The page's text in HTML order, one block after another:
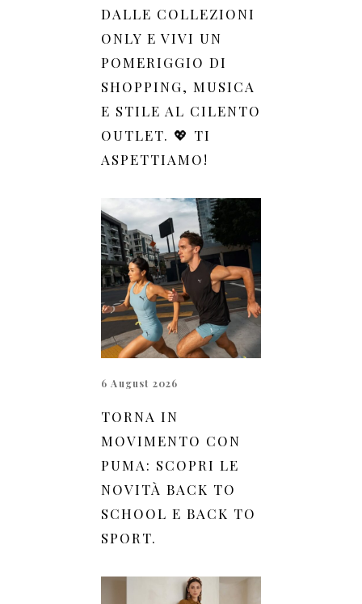
DALLE COLLEZIONI
ONLY E VIVI UN
POMERIGGIO DI
SHOPPING, MUSICA
E STILE AL CILENTO
OUTLET. 💖 TI
ASPETTIAMO!
6 August 2026
TORNA IN
MOVIMENTO CON
PUMA: SCOPRI LE
NOVITÀ BACK TO
SCHOOL E BACK TO
SPORT.